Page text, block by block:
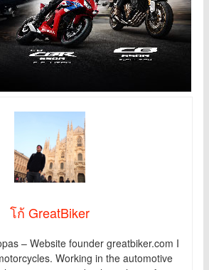
โก้ GreatBiker
– Website founder greatbiker.com I
Working in the automotive